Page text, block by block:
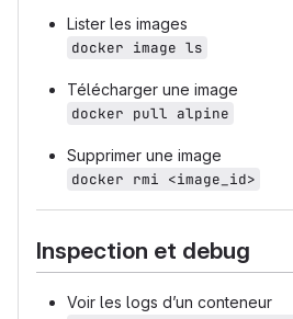
Lister les images
docker image ls
Télécharger une image
docker pull alpine
Supprimer une image
docker rmi <image_id>
Inspection et debug
Voir les logs d’un conteneur